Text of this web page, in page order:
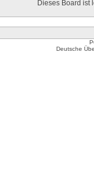
Dieses Board ist
Deutsche